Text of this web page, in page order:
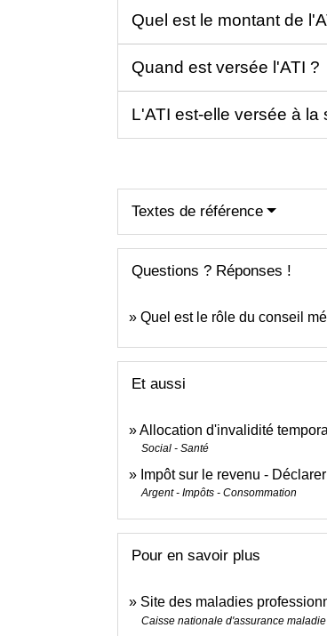
Quel est le montant de
Quand est versée l'ATI ?
L'ATI est-elle versée à la
Textes de référence
Questions ? Réponses !
Quel est le rôle du conseil
Et aussi
Allocation d'invalidité
Social - Santé
Impôt sur le revenu -
Argent - Impôts - Consommation
Pour en savoir plus
Site des maladies
Caisse nationale d'assurance